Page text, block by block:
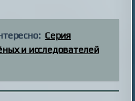
Серия
и исследователей